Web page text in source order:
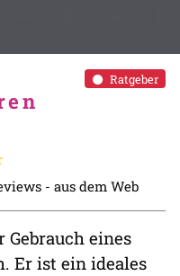
Ratgeber
- aus dem Web
eines
Er ist ein ideales